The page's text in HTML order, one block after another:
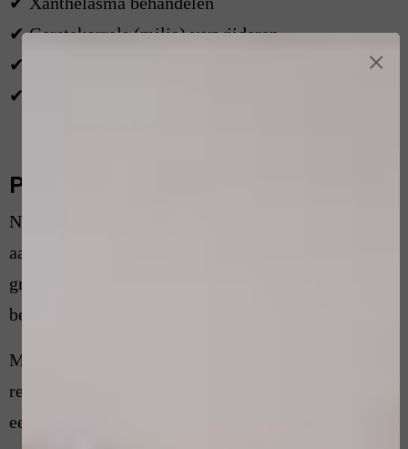
✔ Gerstekorrels (milia) verwijderen
✔ Vetbultjes en talgophopingen verwijderen
✔ Diverse andere goedaardige huidoneffenheden
Persoonlijk advies
Niet iedere huidoneffenheid vraagt om dezelfde
aanpak. Daarom kijk ik altijd naar de locatie,
grootte, huidconditie en jouw wensen voordat ik een
behandeladvies geef.
Mijn doel is een zo mooi mogelijk cosmetisch
resultaat, met minimale belasting van de huid en
een natuurlijke uitstraling.
×